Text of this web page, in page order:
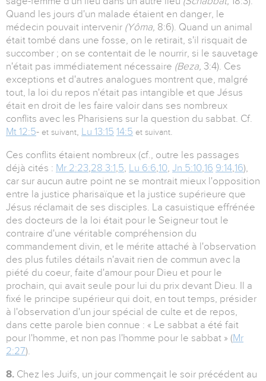
Quand les jours d'un malade étaient en danger, le
médecin pouvait intervenir (Yôma, 8:6). Quand un animal
était tombé dans une fosse, on le retirait, s'il risquait de
succomber ; on se contentait de le nourrir, si le sauvetage
n'était pas immédiatement nécessaire (Beza, 3:4). Ces
exceptions et d'autres analogues montrent que, malgré
tout, la loi du repos n'était pas intangible et que Jésus
était en droit de les faire valoir dans ses nombreux
conflits avec les Pharisiens sur la question du sabbat. Cf.
Mt 12:5- et suivant, Lu 13:15 14:5 et suivant.
Ces conflits étaient nombreux (cf., outre les passages
déjà cités : Mr 2:23,28 3:1,5, Lu 6:6,10, Jn 5:10,16 9:14,16),
car sur aucun autre point ne se montrait mieux l'opposition
entre la justice pharisaïque et la justice supérieure que
Jésus réclamait de ses disciples. La casuistique effrénée
des docteurs de la loi était pour le Seigneur tout le
contraire d'une véritable compréhension du
commandement divin, et le mérite attaché à l'observation
des plus futiles détails n'avait rien de commun avec la
piété du coeur, faite d'amour pour Dieu et pour le
prochain, qui avait seule pour lui du prix devant Dieu. Il a
fixé le principe supérieur qui doit, en tout temps, présider
à l'observation d'un jour spécial de culte et de repos,
dans cette parole bien connue : « Le sabbat a été fait
pour l'homme, et non pas l'homme pour le sabbat » (Mr
2:27).
8. Chez les Juifs, un jour commençait le soir précédent au